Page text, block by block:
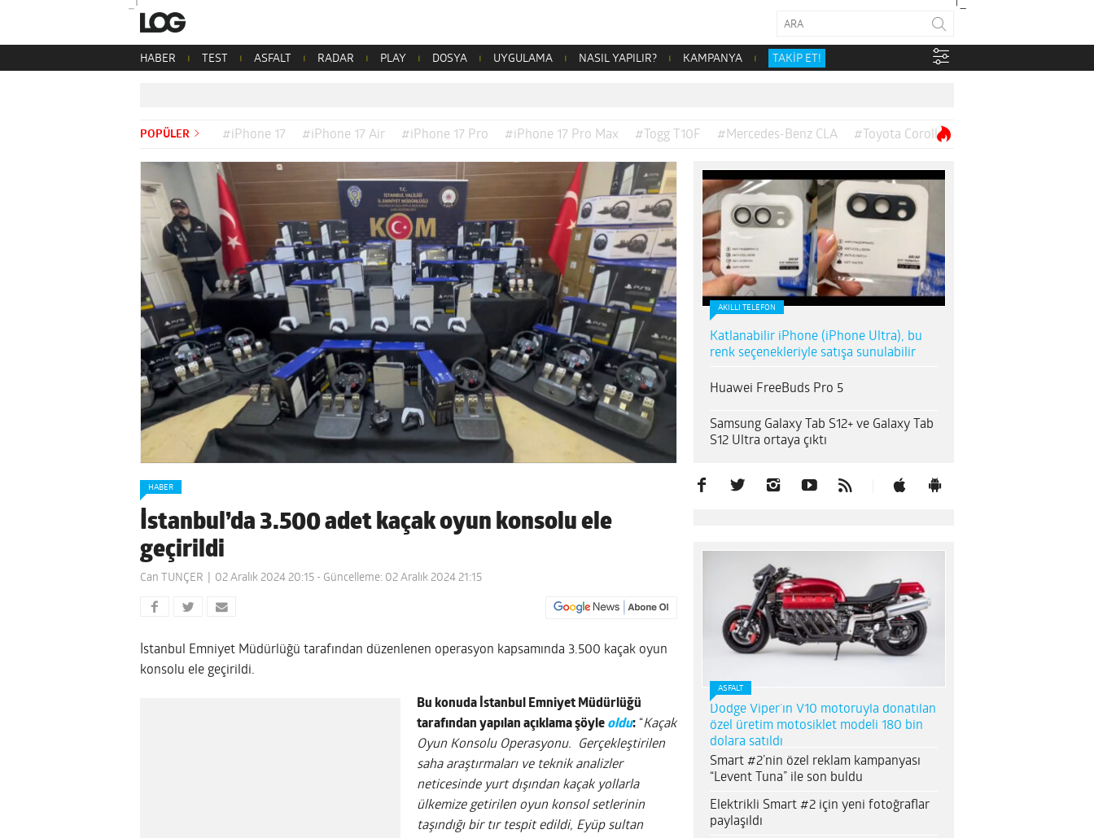
HABER TEST ASFALT RADAR PLAY DOSYA UYGULAMA NASIL YAPILIR? KAMPANYA TAKİP ET!
POPÜLER #iPhone 17 #iPhone 17 Air #iPhone 17 Pro #iPhone 17 Pro Max #Togg T10F #Mercedes-Benz CLA #Toyota Corolla
HABER
İstanbul’da 3.500 adet kaçak oyun konsolu ele
geçirildi
Can TUNÇER 02 Aralık 2024 20:15 - Güncelleme: 02 Aralık 2024 21:15
İstanbul Emniyet Müdürlüğü tarafından düzenlenen operasyon kapsamında 3.500 kaçak oyun
konsolu ele geçirildi.
Bu konuda İstanbul Emniyet Müdürlüğü
tarafından yapılan açıklama şöyle oldu: “Kaçak
Oyun Konsolu Operasyonu. Gerçekleştirilen
saha araştırmaları ve teknik analizler
neticesinde yurt dışından kaçak yollarla
ülkemize getirilen oyun konsol setlerinin
taşındığı bir tır tespit edildi, Eyüp sultan
AKILLI TELEFON
Katlanabilir iPhone (iPhone Ultra), bu
renk seçenekleriyle satışa sunulabilir
Huawei FreeBuds Pro 5
Samsung Galaxy Tab S12+ ve Galaxy Tab
S12 Ultra ortaya çıktı
ASFALT
Dodge Viper’ın V10 motoruyla donatılan
özel üretim motosiklet modeli 180 bin
dolara satıldı
Smart #2’nin özel reklam kampanyası
“Levent Tuna” ile son buldu
Elektrikli Smart #2 için yeni fotoğraflar
paylaşıldı